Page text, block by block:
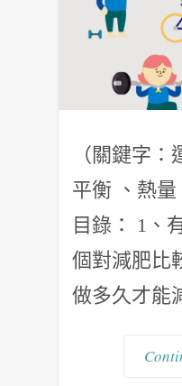
（關鍵字
平衡 、熱
目錄： 1、
個對減肥比
做多久才能